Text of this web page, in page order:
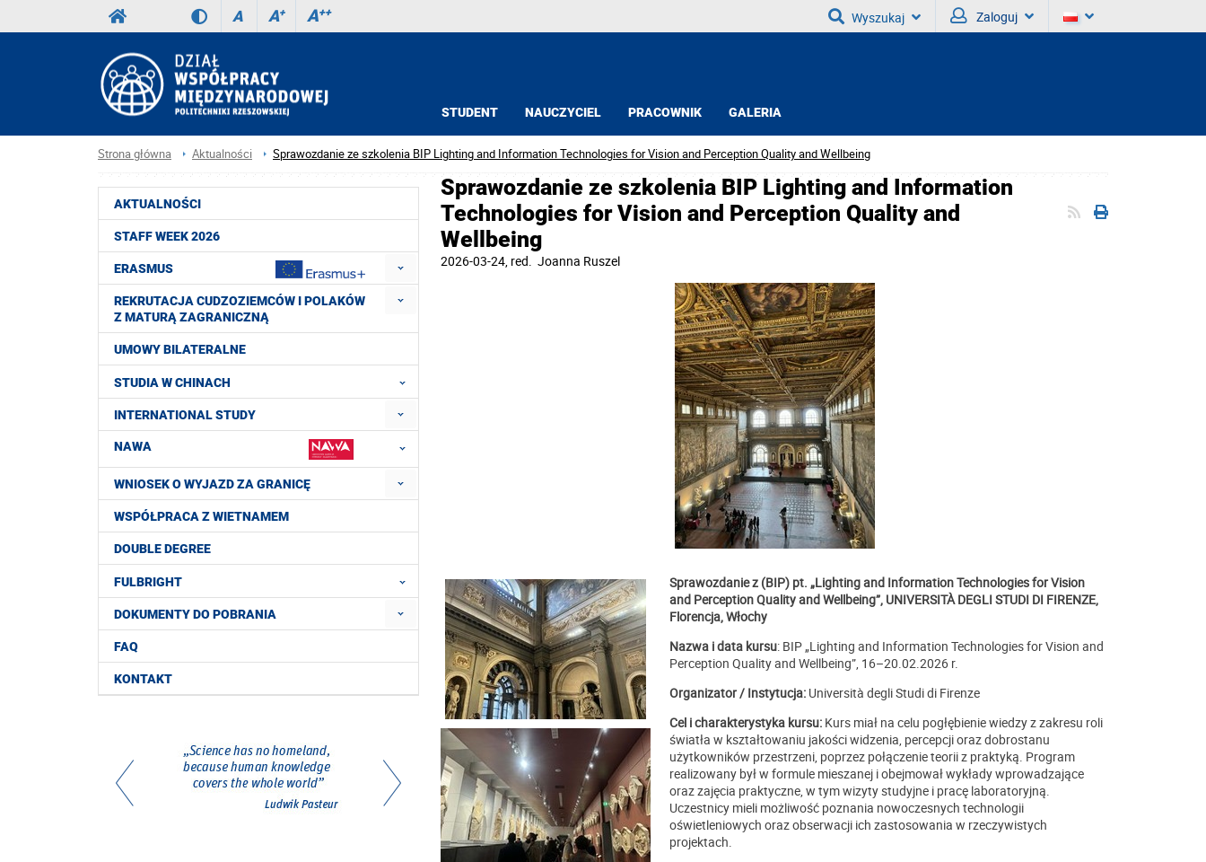
A A+ A++ Wyszukaj Zaloguj
STUDENT NAUCZYCIEL PRACOWNIK GALERIA
Strona główna Aktualności Sprawozdanie ze szkolenia BIP Lighting and Information Technologies for Vision and Perception Quality and Wellbeing
AKTUALNOŚCI
STAFF WEEK 2026
ERASMUS
REKRUTACJA CUDZOZIEMCÓW I POLAKÓW
Z MATURĄ ZAGRANICZNĄ
UMOWY BILATERALNE
STUDIA W CHINACH
INTERNATIONAL STUDY
NAWA
WNIOSEK O WYJAZD ZA GRANICĘ
WSPÓŁPRACA Z WIETNAMEM
DOUBLE DEGREE
FULBRIGHT
DOKUMENTY DO POBRANIA
FAQ
KONTAKT
Sprawozdanie ze szkolenia BIP Lighting and Information
Technologies for Vision and Perception Quality and
Wellbeing
2026-03-24, red. Joanna Ruszel
Sprawozdanie z (BIP) pt. „Lighting and Information Technologies for Vision
and Perception Quality and Wellbeing”, UNIVERSITÀ DEGLI STUDI DI FIRENZE,
Florencja, Włochy
Nazwa i data kursu: BIP „Lighting and Information Technologies for Vision and
Perception Quality and Wellbeing”, 16–20.02.2026 r.
Organizator / Instytucja: Università degli Studi di Firenze
Cel i charakterystyka kursu: Kurs miał na celu pogłębienie wiedzy z zakresu roli
światła w kształtowaniu jakości widzenia, percepcji oraz dobrostanu
użytkowników przestrzeni, poprzez połączenie teorii z praktyką. Program
realizowany był w formule mieszanej i obejmował wykłady wprowadzające
oraz zajęcia praktyczne, w tym wizyty studyjne i pracę laboratoryjną.
Uczestnicy mieli możliwość poznania nowoczesnych technologii
oświetleniowych oraz obserwacji ich zastosowania w rzeczywistych
projektach.